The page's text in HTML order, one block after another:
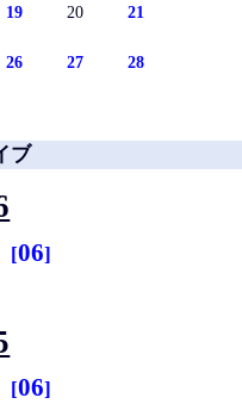
19 20 21
26 27 28
ブ
06
06